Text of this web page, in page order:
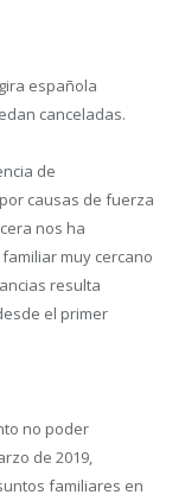
española
canceladas.
de
causas de fuerza
nos ha
muy cercano
resulta
el primer
no poder
de 2019,
familiares en